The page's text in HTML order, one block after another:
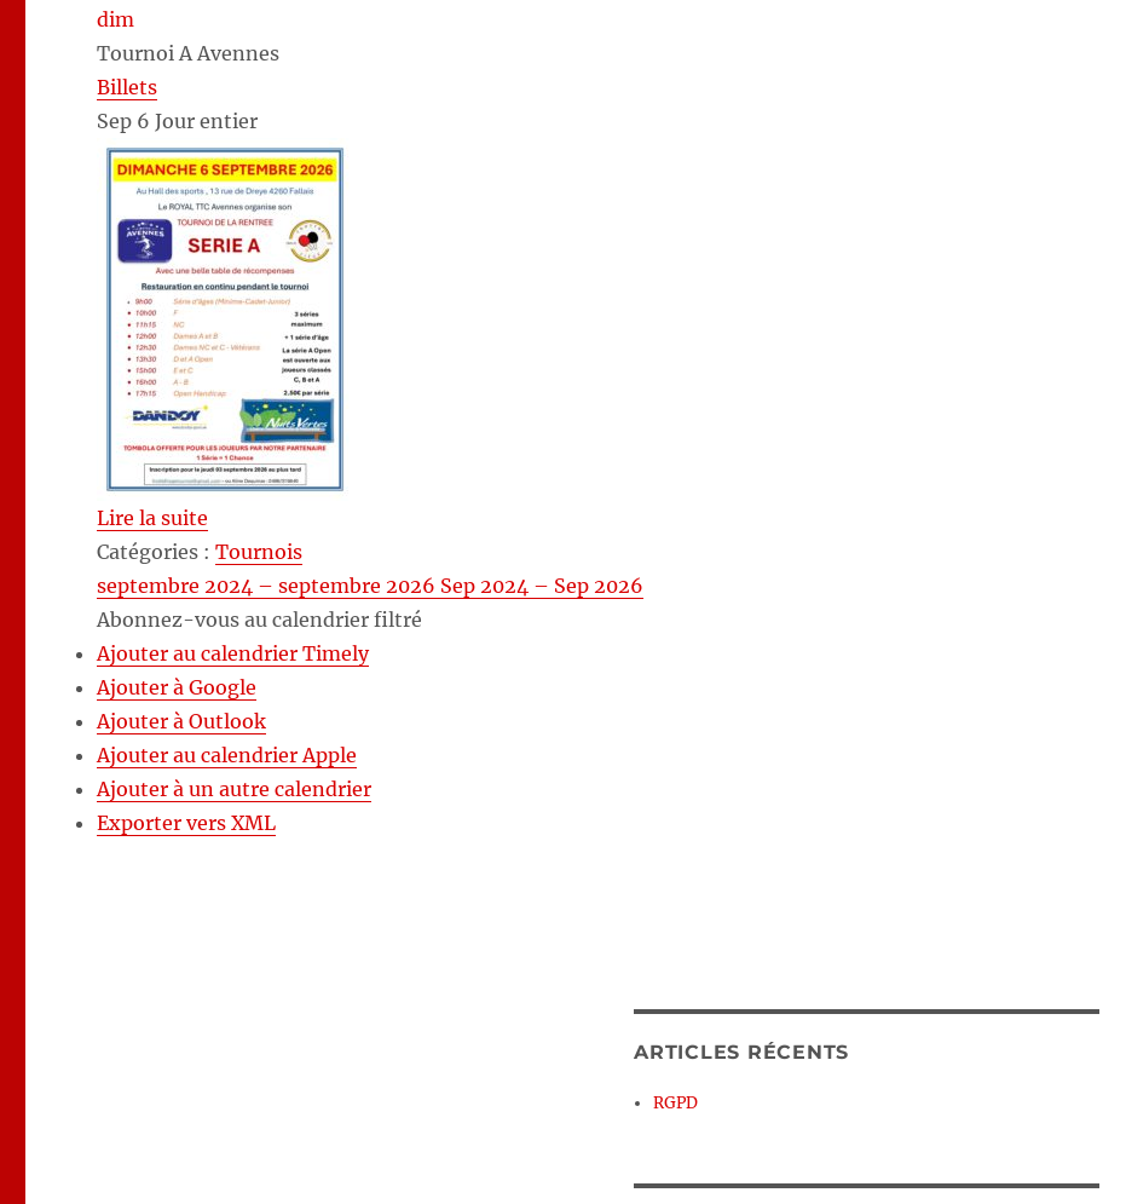
dim
Tournoi A Avennes
Billets
Sep 6Jour entier
Lire la suite
Catégories :Tournois
septembre 2024 – septembre 2026 Sep 2024 – Sep 2026
Abonnez-vous au calendrier filtré
Ajouter au calendrier Timely
Ajouter à Google
Ajouter à Outlook
Ajouter au calendrier Apple
Ajouter à un autre calendrier
Exporter vers XML
ARTICLES RÉCENTS
RGPD